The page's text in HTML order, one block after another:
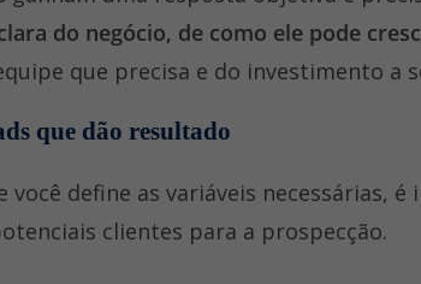
do negócio, de como ele pode
que precisa e do investimento a
que dão resultado
define as variáveis necessárias,
clientes para a prospecção.